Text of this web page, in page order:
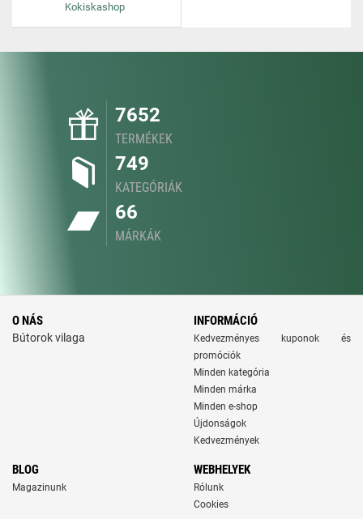
Kokiskashop
7652
TERMÉKEK
749
KATEGÓRIÁK
66
MÁRKÁK
O NÁS
Bútorok vilaga
INFORMÁCIÓ
Kedvezményes kuponok és
promóciók
Minden kategória
Minden márka
Minden e-shop
Újdonságok
Kedvezmények
BLOG
Magazinunk
WEBHELYEK
Rólunk
Cookies